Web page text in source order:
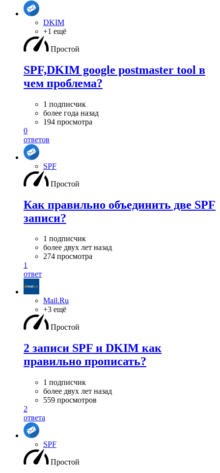
DKIM
+1 ещё
Простой
SPF,DKIM google postmaster tool в
чем проблема?
1 подписчик
более года назад
194 просмотра
0
ответов
SPF
Простой
Как правильно объединить две SPF
записи?
1 подписчик
более двух лет назад
274 просмотра
1
ответ
Mail.Ru
+3 ещё
Простой
2 записи SPF и DKIM как
правильно прописать?
1 подписчик
более двух лет назад
559 просмотров
2
ответа
SPF
Простой